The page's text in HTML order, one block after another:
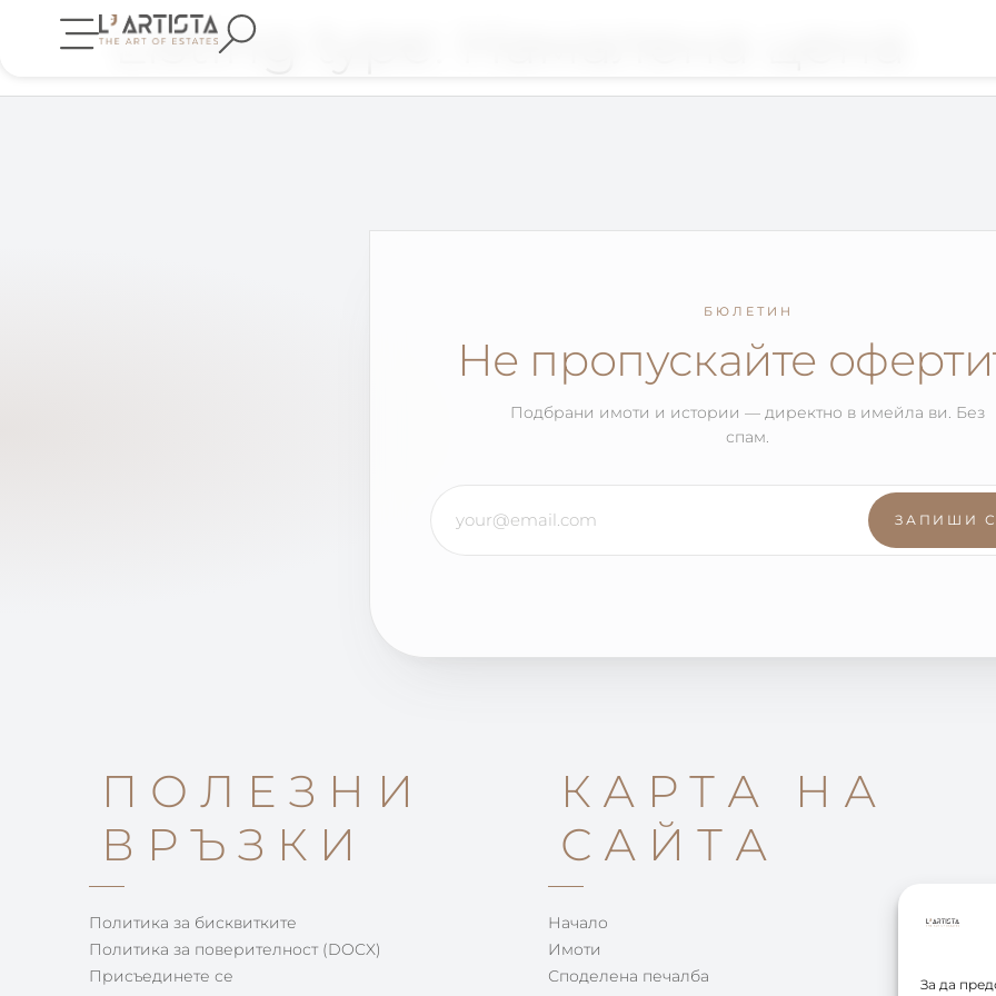
За да
Listing type:
БЮЛЕТИН
Не пропускайте
Подбрани имоти и истории — директно в имейла ви. Без
спам.
ЗАПИШИ
ПОЛЕЗНИ
ВРЪЗКИ
Политика за бисквитките
Политика за поверителност (DOCX)
Присъединете се
КАРТА НА
САЙТА
Начало
Имоти
Споделена печалба